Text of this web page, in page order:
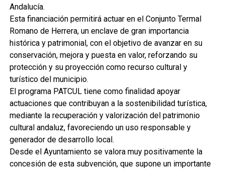
Andalucía.
Esta financiación permitirá actuar en el Conjunto Termal
Romano de Herrera, un enclave de gran importancia
histórica y patrimonial, con el objetivo de avanzar en su
conservación, mejora y puesta en valor, reforzando su
protección y su proyección como recurso cultural y
turístico del municipio.
El programa PATCUL tiene como finalidad apoyar
actuaciones que contribuyan a la sostenibilidad turística,
mediante la recuperación y valorización del patrimonio
cultural andaluz, favoreciendo un uso responsable y
generador de desarrollo local.
Desde el Ayuntamiento se valora muy positivamente la
concesión de esta subvención, que supone un importante